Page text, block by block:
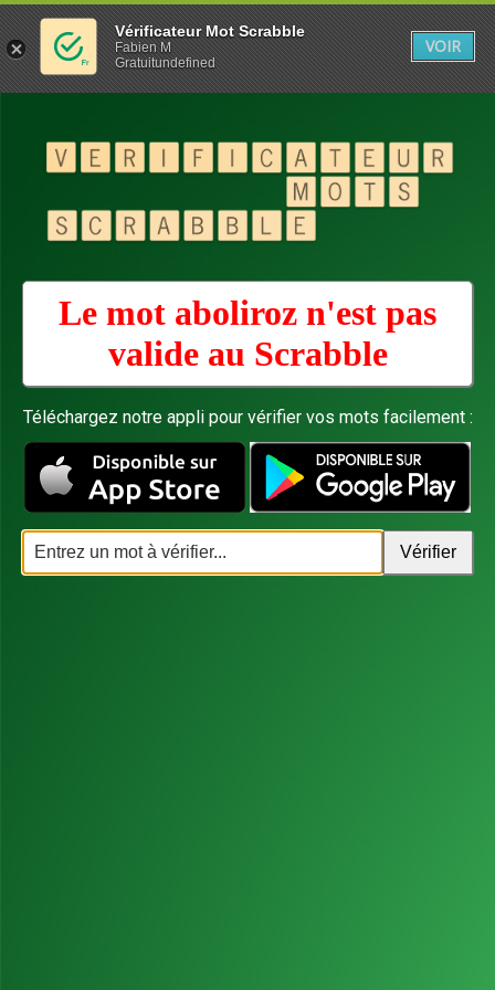
Le mot aboliroz n'est pas
valide au Scrabble
Téléchargez notre appli pour vérifier vos mots facilement :
Vérificateur Mot Scrabble
Fabien M
Gratuitundefined
VOIR